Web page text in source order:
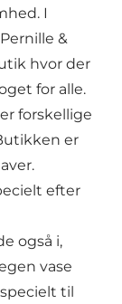
I
&
hvor der
for alle.
forskellige
er
efter
også i,
vase
til